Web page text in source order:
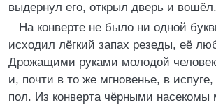
выдернул его, открыл дверь и вошёл.
На конверте не было ни одной
исходил лёгкий запах резеды, её
Дрожащими руками молодой человек
и, почти в то же мгновенье, в
пол. Из конверта чёрными насекомы